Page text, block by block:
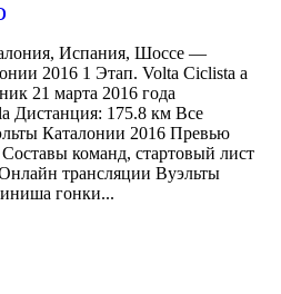
Испания, Шоссе —
2016 1 Этап. Volta Ciclista a
21 марта 2016 года
Дистанция: 175.8 км Все
Каталонии 2016 Превью
команд, стартовый лист
трансляции Вуэльты
гонки...